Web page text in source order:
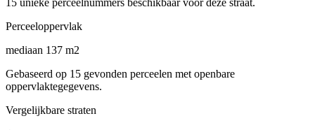
Perceeloppervlak
mediaan 137 m2
Gebaseerd op 15 gevonden perceelen met openbare
oppervlaktegegevens.
Vergelijkbare straten